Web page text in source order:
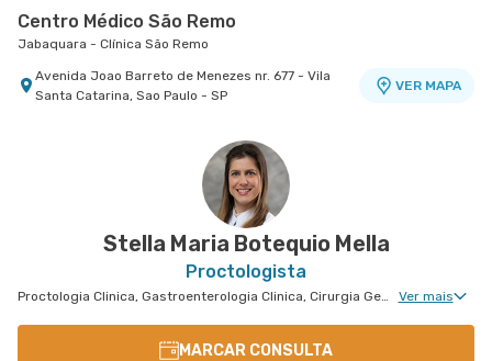
Centro Médico São Remo
Jabaquara - Clínica São Remo
Avenida Joao Barreto de Menezes nr. 677 - Vila
Santa Catarina, Sao Paulo - SP
VER MAPA
Rua Engenheiro Oscar Americano nr. 1010 -
Stella Maria Botequio Mella
Proctologista
Proctologia Clinica, Gastroenterologia Clinica, Cirurgia Geral, Cirurgia do Aparelho Digestivo, Cirurgia Oncológica do Aparelho Digestivo Ver mais
MARCAR CONSULTA